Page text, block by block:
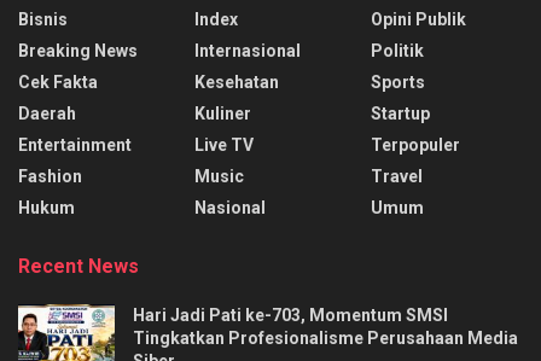
Bisnis
Breaking News
Cek Fakta
Daerah
Entertainment
Fashion
Hukum
Index
Internasional
Kesehatan
Kuliner
Live TV
Music
Nasional
Opini Publik
Politik
Sports
Startup
Terpopuler
Travel
Umum
Recent News
Hari Jadi Pati ke-703, Momentum SMSI
Tingkatkan Profesionalisme Perusahaan Media